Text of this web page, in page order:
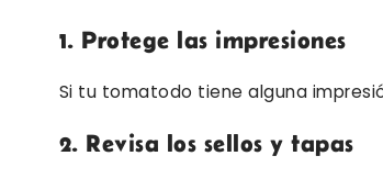
1. Protege las impresiones
Si tu tomatodo tiene alguna
2. Revisa los sellos y tapas